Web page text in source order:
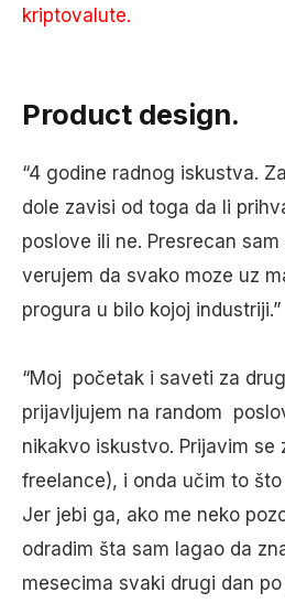
kriptovalute.
Product design.
“4 godine radnog iskustva.
dole zavisi od toga da li
poslove ili ne. Presrecan
verujem da svako moze uz
progura u bilo kojoj industriji.”
“Moj početak i saveti za
prijavljujem na random
nikakvo iskustvo. Prijavim se
freelance), i onda učim to
Jer jebi ga, ako me neko
odradim šta sam lagao da
mesecima svaki drugi dan